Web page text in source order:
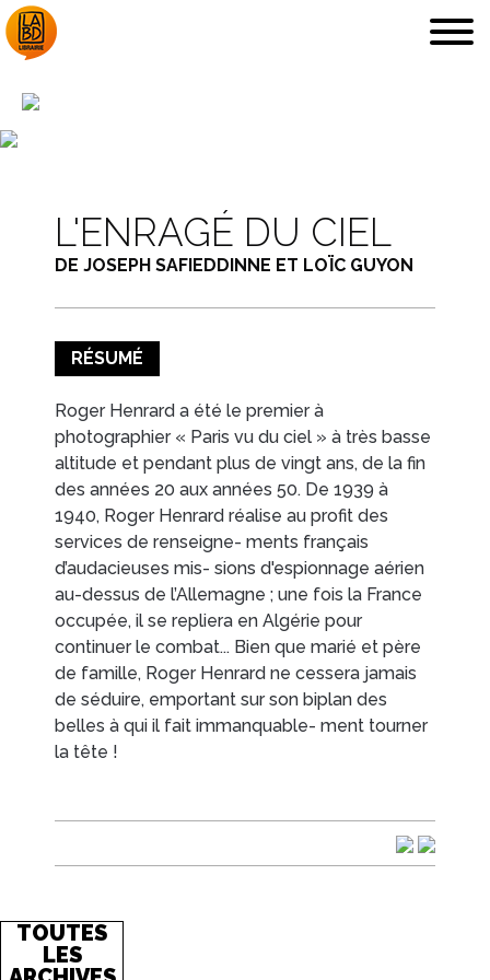
COUPS DE CŒUR
EN IMAGES CONTACTS/ACCÈS
L'ENRAGÉ DU CIEL
DE JOSEPH SAFIEDDINNE ET LOÏC GUYON
RÉSUMÉ
Roger Henrard a été le premier à
photographier « Paris vu du ciel » à très basse
altitude et pendant plus de vingt ans, de la fin
des années 20 aux années 50. De 1939 à
1940, Roger Henrard réalise au profit des
services de renseigne- ments français
d’audacieuses mis- sions d'espionnage aérien
au-dessus de l’Allemagne ; une fois la France
occupée, il se repliera en Algérie pour
continuer le combat... Bien que marié et père
de famille, Roger Henrard ne cessera jamais
de séduire, emportant sur son biplan des
belles à qui il fait immanquable- ment tourner
la tête !
TOUTES
LES